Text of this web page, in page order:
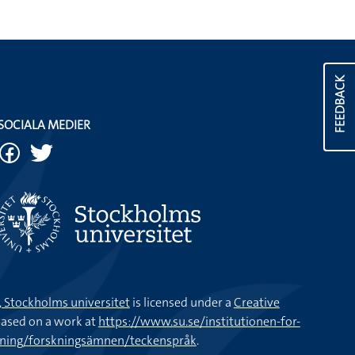
FEEDBACK
MEDIER
universitetis licensed under aCreative
on a work athttps://www.su.se/institutionen-for-
forskningsämnen/teckenspråk.